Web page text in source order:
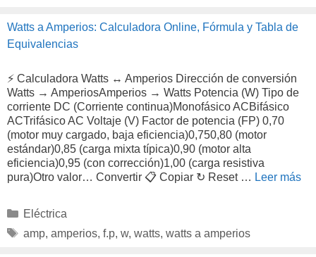
Watts a Amperios: Calculadora Online, Fórmula y Tabla de
Equivalencias
⚡ Calculadora Watts ↔ Amperios Dirección de conversión
Watts → AmperiosAmperios → Watts Potencia (W) Tipo de
corriente DC (Corriente continua)Monofásico ACBifásico
ACTrifásico AC Voltaje (V) Factor de potencia (FP) 0,70
(motor muy cargado, baja eficiencia)0,750,80 (motor
estándar)0,85 (carga mixta típica)0,90 (motor alta
eficiencia)0,95 (con corrección)1,00 (carga resistiva
pura)Otro valor… Convertir 📋 Copiar ↻ Reset … Leer más
Categorías
Eléctrica
Etiquetas
amp, amperios, f.p, w, watts, watts a amperios